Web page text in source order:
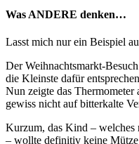
Was ANDERE denken…
Lasst mich nur ein Beispiel
Der Weihnachtsmarkt-
die Kleinste dafür
Nun zeigte das Thermometer
gewiss nicht auf bitterkalte
Kurzum, das Kind – welches
– wollte definitiv keine Mütze